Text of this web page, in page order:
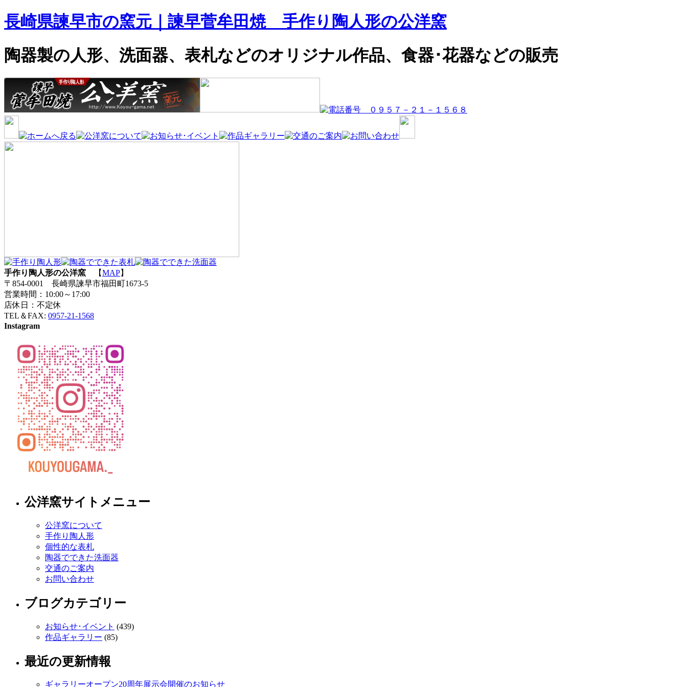
長崎県諫早市の窯元｜諫早菅牟田焼 手作り陶人形の公洋窯
陶器製の人形、洗面器、表札などのオリジナル作品、食器･花器などの販売
手作り陶人形の公洋窯 【MAP】
〒854-0001 長崎県諫早市福田町1673-5
営業時間：10:00～17:00
店休日：不定休
TEL＆FAX: 0957-21-1568
Instagram
公洋窯サイトメニュー
公洋窯について
手作り陶人形
個性的な表札
陶器でできた洗面器
交通のご案内
お問い合わせ
ブログカテゴリー
お知らせ･イベント (439)
作品ギャラリー (85)
最近の更新情報
ギャラリーオープン20周年展示会開催のお知らせ